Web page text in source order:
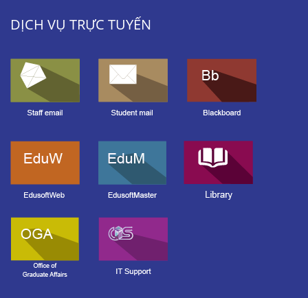
DỊCH VỤ TRỰC TUYẾN